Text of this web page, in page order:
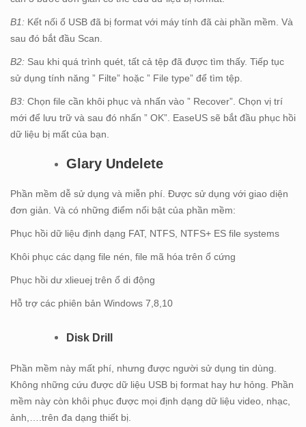
B1: Kết nối ổ USB đã bị format với máy tính đã cài phần mềm. Và
sau đó bắt đầu Scan.
B2: Sau khi quá trình quét, tất cả tệp đã được tìm thấy. Tiếp tục
sử dụng tính năng ” Filte” hoặc ” File type” để tìm tệp.
B3: Chọn file cần khôi phục và nhấn vào ” Recover”. Chọn vị trí
mới để lưu trữ và sau đó nhấn ” OK”. EaseUS sẽ bắt đầu phục hồi
dữ liệu bị mất của bạn.
Glary Undelete
Phần mềm dễ sử dụng và miễn phí. Được sử dụng với giao diện
đơn giản. Và có những điểm nổi bật của phần mềm:
Phục hồi dữ liệu định dạng FAT, NTFS, NTFS+ ES file systems
Khôi phục các dạng file nén, file mã hóa trên ổ cứng
Phục hồi dư xlieuej trên ổ di động
Hỗ trợ các phiên bản Windows 7,8,10
Disk Drill
Phần mềm này mất phí, nhưng được người sử dụng tin dùng.
Không những cứu được dữ liệu USB bị format hay hư hỏng. Phần
mềm này còn khôi phục được mọi định dạng dữ liệu video, nhạc,
ảnh,….trên đa dạng thiết bị.